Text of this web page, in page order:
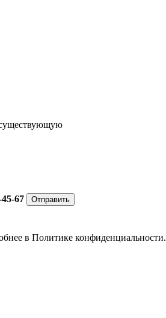
существующую
67 Отправить
в Политике конфиденциальности.